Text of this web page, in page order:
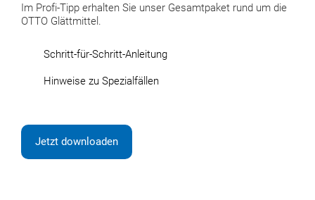
Im Profi-Tipp erhalten Sie unser Gesamtpaket rund um die
OTTO Glättmittel.
Schritt-für-Schritt-Anleitung
Hinweise zu Spezialfällen
Jetzt downloaden